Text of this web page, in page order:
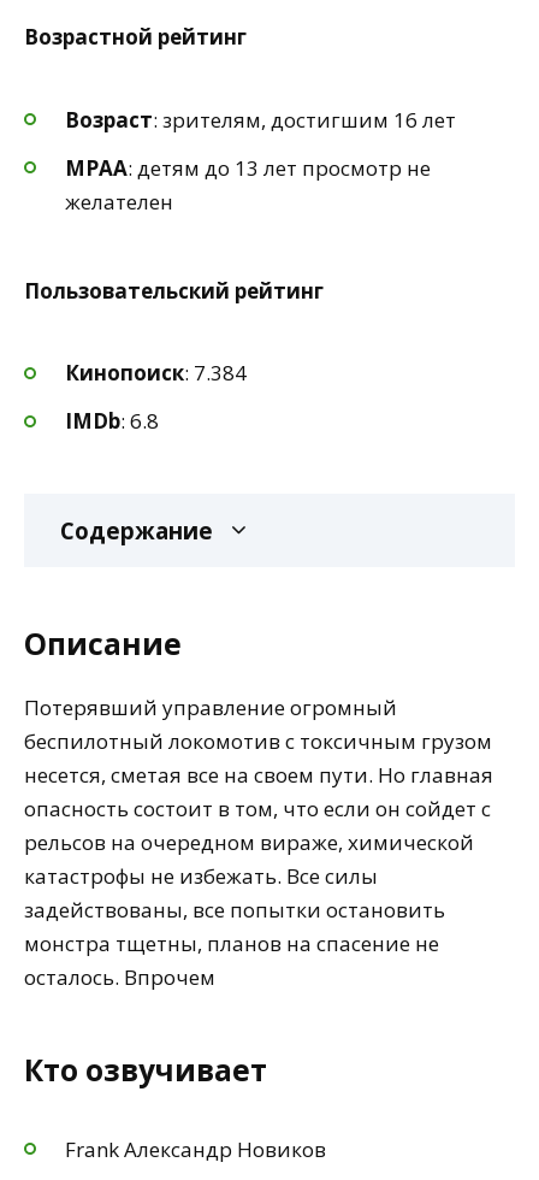
Возрастной рейтинг
Возраст: зрителям, достигшим 16 лет
MPAA: детям до 13 лет просмотр не
желателен
Пользовательский рейтинг
Кинопоиск: 7.384
IMDb: 6.8
Содержание
Описание
Потерявший управление огромный
беспилотный локомотив с токсичным грузом
несется, сметая все на своем пути. Но главная
опасность состоит в том, что если он сойдет с
рельсов на очередном вираже, химической
катастрофы не избежать. Все силы
задействованы, все попытки остановить
монстра тщетны, планов на спасение не
осталось. Впрочем
Кто озвучивает
Frank Александр Новиков